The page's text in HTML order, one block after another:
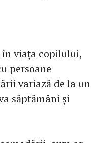
în viața copilului,
persoane
variază de la un
săptămâni și